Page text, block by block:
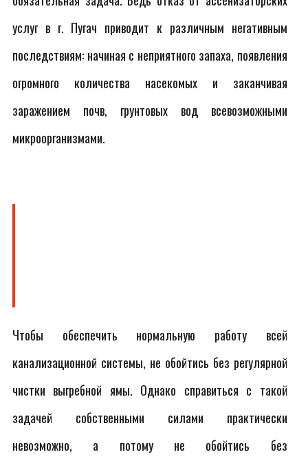
услуг в г. Пугач приводит к различным негативным
последствиям: начиная с неприятного запаха, появления
огромного количества насекомых и заканчивая
заражением почв, грунтовых вод всевозможными
микроорганизмами.
Чтобы обеспечить нормальную работу всей
канализационной системы, не обойтись без регулярной
чистки выгребной ямы. Однако справиться с такой
задачей собственными силами практически
невозможно, а потому не обойтись без